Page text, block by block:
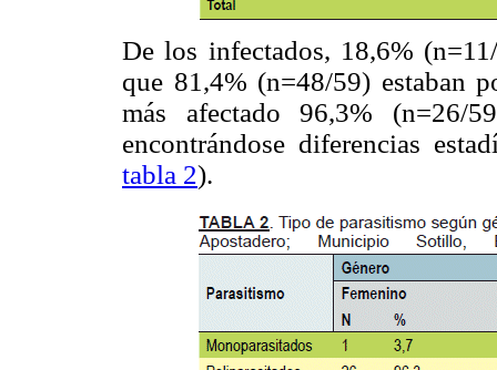
De los infectados, 18,6%
que 81,4% (n=48/59) estaban
más afectado 96,3% (n=26/
encontrándose diferencias
tabla 2).